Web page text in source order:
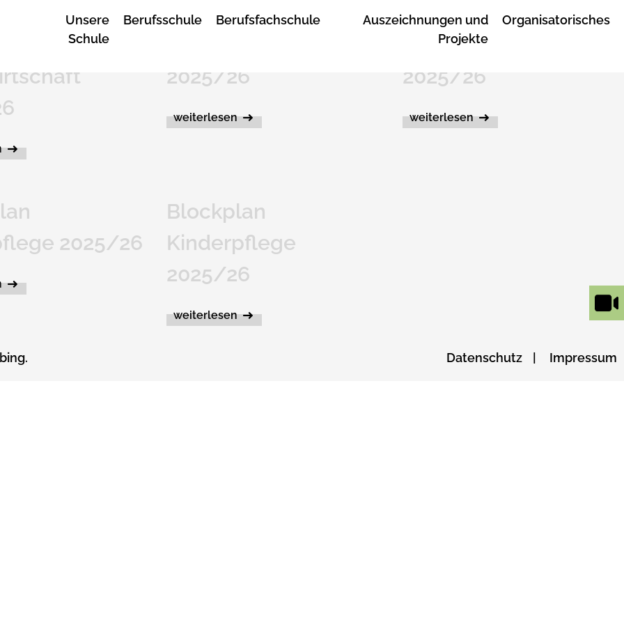
Unsere
Schule
Berufsschule Berufsfachschule
Auszeichnungen und
Projekte
Organisatorisches
2025/26
weiterlesen
Blockplan Floristik
2025/26
weiterlesen
2025/26
Blockplan
Kinderpflege
2025/26
weiterlesen
Datenschutz Impressum